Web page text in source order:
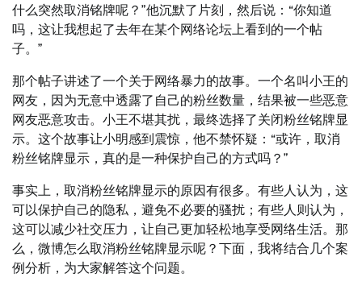
什么突然取消铭牌呢？”他沉默了片刻，然后说：“你知道
吗，这让我想起了去年在某个网络论坛上看到的一个帖
子。”
那个帖子讲述了一个关于网络暴力的故事。一个名叫小王的
网友，因为无意中透露了自己的粉丝数量，结果被一些恶意
网友恶意攻击。小王不堪其扰，最终选择了关闭粉丝铭牌显
示。这个故事让小明感到震惊，他不禁怀疑：“或许，取消
粉丝铭牌显示，真的是一种保护自己的方式吗？”
事实上，取消粉丝铭牌显示的原因有很多。有些人认为，这
可以保护自己的隐私，避免不必要的骚扰；有些人则认为，
这可以减少社交压力，让自己更加轻松地享受网络生活。那
么，微博怎么取消粉丝铭牌显示呢？下面，我将结合几个案
例分析，为大家解答这个问题。